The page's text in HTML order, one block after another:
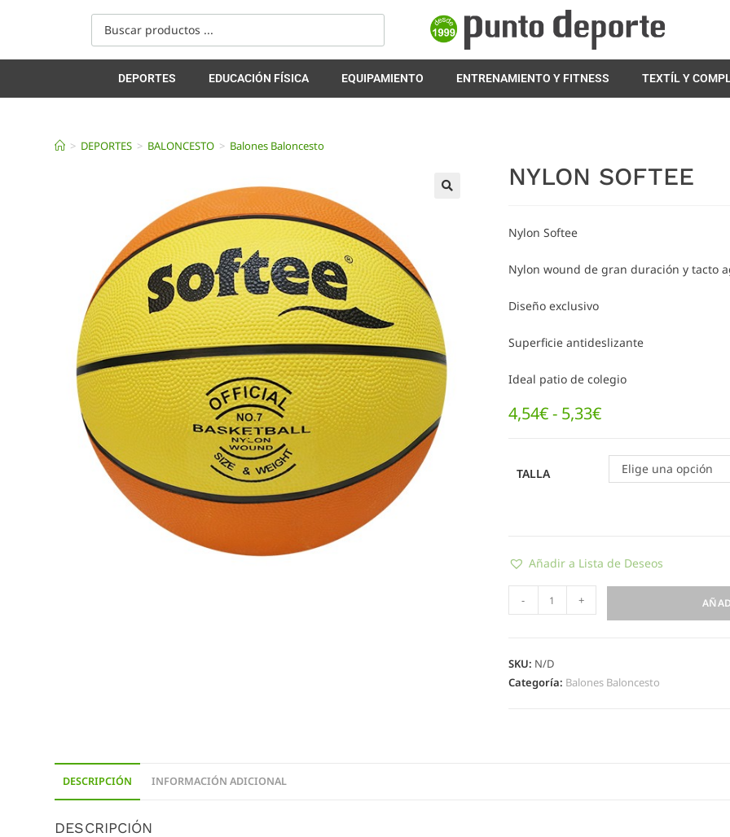
DEPORTES EDUCACIÓN FÍSICA EQUIPAMIENTO ENTRENAMIENTO Y FITNESS TEXTÍL Y
> DEPORTES > BALONCESTO > Balones Baloncesto
NYLON SOFTEE
Nylon Softee
Nylon wound de gran duración y tacto
Diseño exclusivo
Superficie antideslizante
Ideal patio de colegio
4,54€- 5,33€
TALLA Elige una opción
Añadir a Lista de Deseos
- +
SKU: N/D
Categoría: Balones Baloncesto
DESCRIPCIÓN INFORMACIÓN ADICIONAL
DESCRIPCIÓN